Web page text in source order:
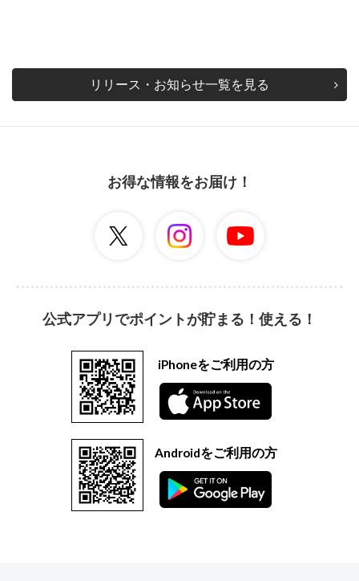
リリース・お知らせ一覧を見る
お得な情報をお届け！
公式アプリでポイントが貯まる！使える！
iPhoneをご利用の方
Androidをご利用の方